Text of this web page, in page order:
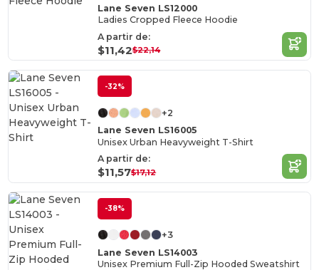
Lane Seven LS12000
Ladies Cropped Fleece Hoodie
A partir de:
$11,42$22,14
-32%
+2
Lane Seven LS16005
Unisex Urban Heavyweight T-Shirt
A partir de:
$11,57$17,12
-38%
+3
Lane Seven LS14003
Unisex Premium Full-Zip Hooded Sweatshirt